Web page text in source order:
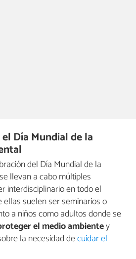
Día Mundial de la
del Día Mundial de la
llevan a cabo múltiples
interdisciplinario en todo el
ellas suelen ser seminarios o
a niños como adultos donde se
el medio ambientey
la necesidad decuidar el